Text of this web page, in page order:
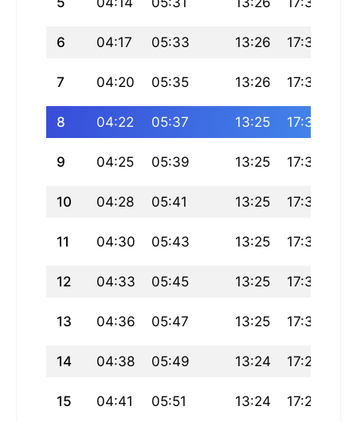
6 04:17 05:33 13:26 17:37
7 04:20 05:35 13:26 17:36
8 04:22 05:37 13:25 17:35
9 04:25 05:39 13:25 17:34
10 04:28 05:41 13:25 17:33
11 04:30 05:43 13:25 17:32
12 04:33 05:45 13:25 17:31
13 04:36 05:47 13:25 17:30
14 04:38 05:49 13:24 17:28
15 04:41 05:51 13:24 17:27